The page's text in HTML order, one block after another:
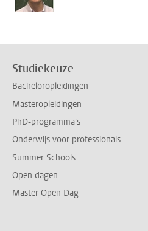
Studiekeuze
Bacheloropleidingen
Masteropleidingen
PhD-programma's
Onderwijs voor professionals
Summer Schools
Open dagen
Master Open Dag